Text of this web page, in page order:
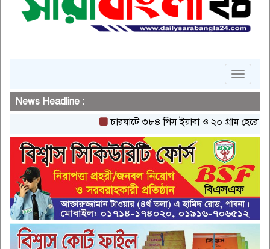
Toggle
News Headline :
চারঘাটে ৩৮৪ পিস ইয়াবা ও ২০ গ্রাম হেরোইনসহ